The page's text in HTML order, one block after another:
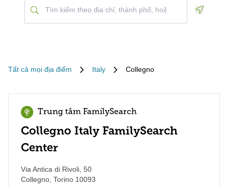
Tất cả mọi địa điểm Italy Collegno
Trung tâm FamilySearch
Collegno Italy FamilySearch
Center
Via Antica di Rivoli, 50
Collegno Torino 10093